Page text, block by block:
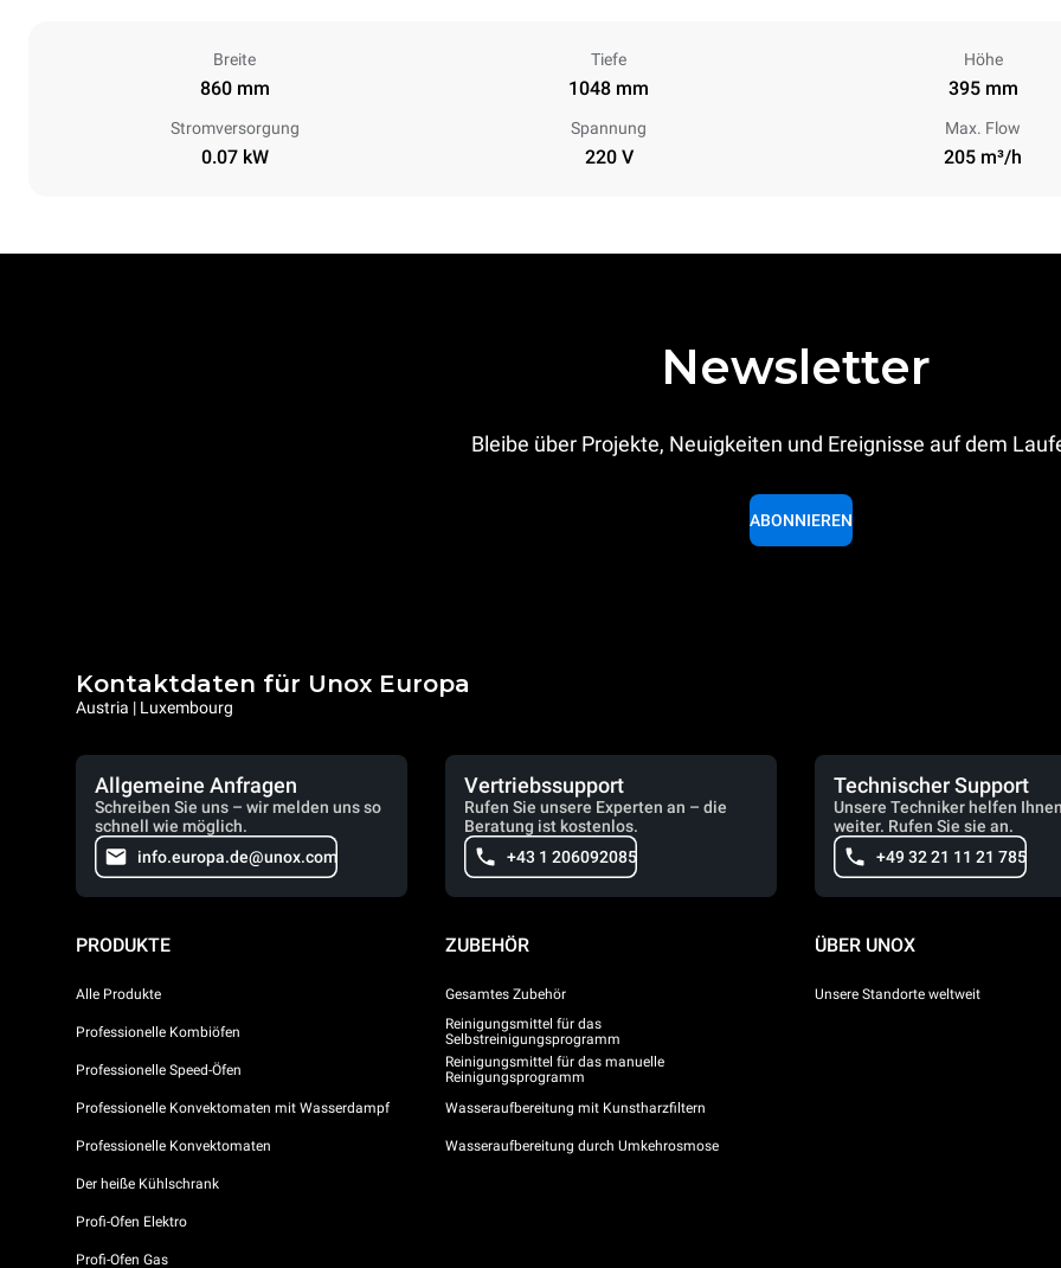
Breite
860 mm
Tiefe
1048 mm
Höhe
395 mm
Stromversorgung
0.07 kW
Spannung
220 V
Max. Flow
205 m³/h
Newsletter
Bleibe über Projekte, Neuigkeiten und Ereignisse auf dem
ABONNIEREN
Kontaktdaten für Unox Europa
Austria | Luxembourg
Allgemeine Anfragen
Schreiben Sie uns – wir melden uns so
schnell wie möglich.
info.europa.de@unox.com
Vertriebssupport
Rufen Sie unsere Experten an – die
Beratung ist kostenlos.
+43 1 206092085
Technischer Support
Unsere Techniker helfen
weiter. Rufen Sie sie an.
+49 32 21 11 21 785
PRODUKTE
Alle Produkte
Professionelle Kombiöfen
Professionelle Speed-Öfen
Professionelle Konvektomaten mit Wasserdampf
Professionelle Konvektomaten
Der heiße Kühlschrank
Profi-Ofen Elektro
Profi-Ofen Gas
ZUBEHÖR
Gesamtes Zubehör
Reinigungsmittel für das
Selbstreinigungsprogramm
Reinigungsmittel für das manuelle
Reinigungsprogramm
Wasseraufbereitung mit Kunstharzfiltern
Wasseraufbereitung durch Umkehrosmose
ÜBER UNOX
Unsere Standorte weltweit